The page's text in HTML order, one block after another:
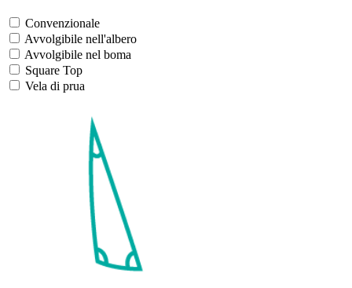
Convenzionale
Avvolgibile nell'albero
Avvolgibile nel boma
Square Top
Vela di prua